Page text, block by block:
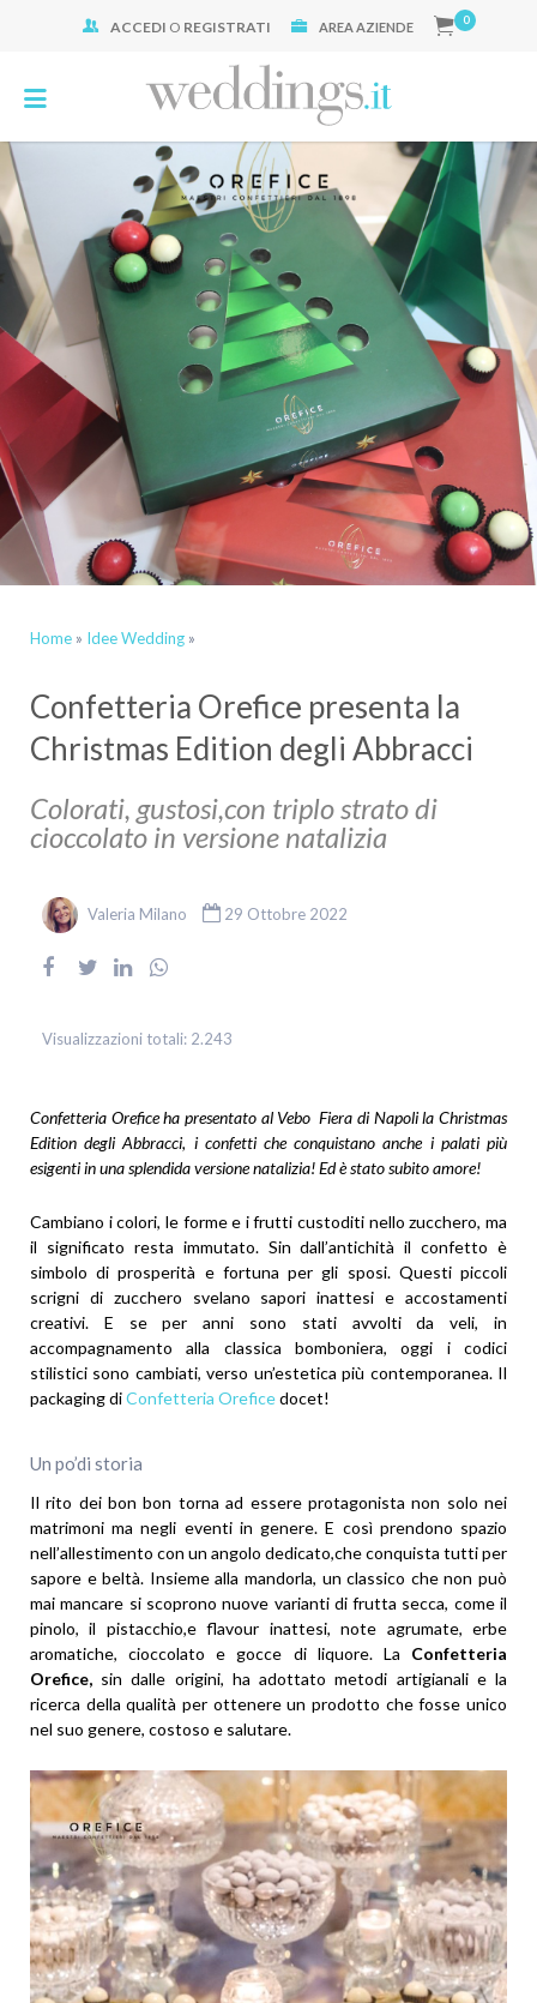
ACCEDI O REGISTRATI AREA AZIENDE 0
Home » Idee Wedding »
Confetteria Orefice presenta la
Christmas Edition degli Abbracci
Colorati, gustosi,con triplo strato di
cioccolato in versione natalizia
Valeria Milano 29 Ottobre 2022
Visualizzazioni totali: 2.243
Confetteria Orefice ha presentato al Vebo Fiera di Napoli la Christmas
Edition degli Abbracci, i confetti che conquistano anche i palati più
esigenti in una splendida versione natalizia! Ed è stato subito amore!
Cambiano i colori, le forme e i frutti custoditi nello zucchero, ma
il significato resta immutato. Sin dall’antichità il confetto è
simbolo di prosperità e fortuna per gli sposi. Questi piccoli
scrigni di zucchero svelano sapori inattesi e accostamenti
creativi. E se per anni sono stati avvolti da veli, in
accompagnamento alla classica bomboniera, oggi i codici
stilistici sono cambiati, verso un’estetica più contemporanea. Il
packaging diConfetteria Oreficedocet!
Un po’di storia
Il rito dei bon bon torna ad essere protagonista non solo nei
matrimoni ma negli eventi in genere. E così prendono spazio
nell’allestimento con un angolo dedicato,che conquista tutti per
sapore e beltà. Insieme alla mandorla, un classico che non può
mai mancare si scoprono nuove varianti di frutta secca, come il
pinolo, il pistacchio,e flavour inattesi, note agrumate, erbe
aromatiche, cioccolato e gocce di liquore. La Confetteria
Orefice, sin dalle origini, ha adottato metodi artigianali e la
ricerca della qualità per ottenere un prodotto che fosse unico
nel suo genere, costoso e salutare.